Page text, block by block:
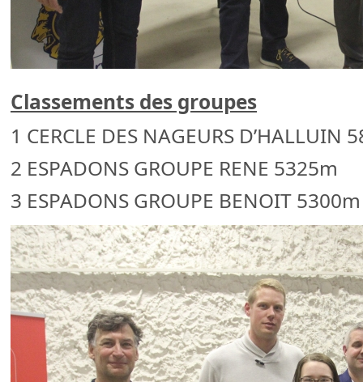
Classements des groupes
1 CERCLE DES NAGEURS D’HALLUIN
2 ESPADONS GROUPE RENE 5325m
3 ESPADONS GROUPE BENOIT 5300m